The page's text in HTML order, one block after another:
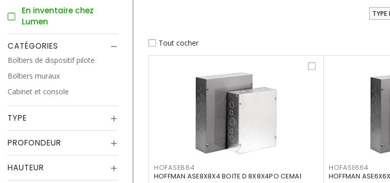
En inventaire chez
Lumen
CATÉGORIES
Boîtiers de dispositif pilote
Boîtiers muraux
Cabinet et console
TYPE
PROFONDEUR
HAUTEUR
TYPE
Tout cocher
HOFASE884
HOFFMAN ASE8X8X4 BOITE D 8X8X4PO CEMA1
HOFASE664
HOFFMAN